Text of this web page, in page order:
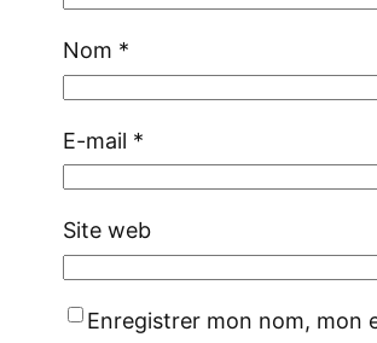
Nom *
E-mail *
Site web
Enregistrer mon nom, mon